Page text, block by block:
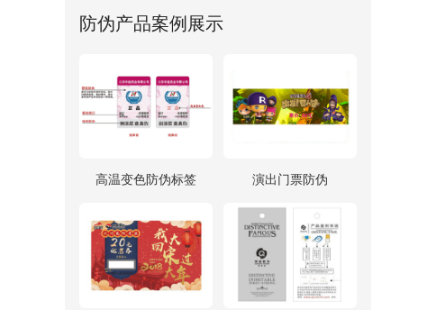
防伪产品案例展示
高温变色防伪标签 演出门票防伪